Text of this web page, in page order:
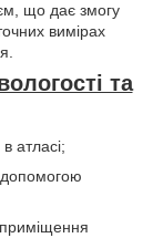
що дає змогу
вимірах
та
атласі;
допомогою